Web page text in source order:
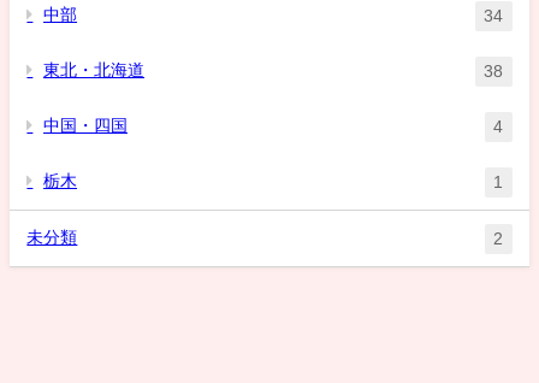
中部 34
東北・北海道 38
中国・四国 4
栃木 1
未分類 2